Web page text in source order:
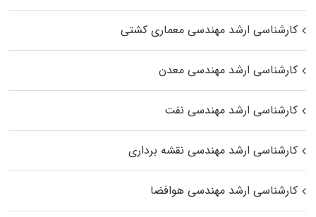
کارشناسی ارشد مهندسی معماری کشتی
کارشناسی ارشد مهندسی معدن
کارشناسی ارشد مهندسی نفت
کارشناسی ارشد مهندسی نقشه برداری
کارشناسی ارشد مهندسی هوافضا